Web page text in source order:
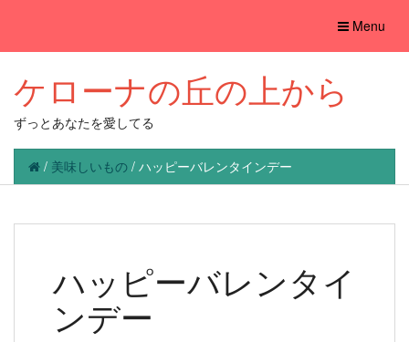
Toggle
Menu
ケローナの丘の上から
ずっとあなたを愛してる
/ 美味しいもの / ハッピーバレンタインデー
ハッピーバレンタイ
ンデー